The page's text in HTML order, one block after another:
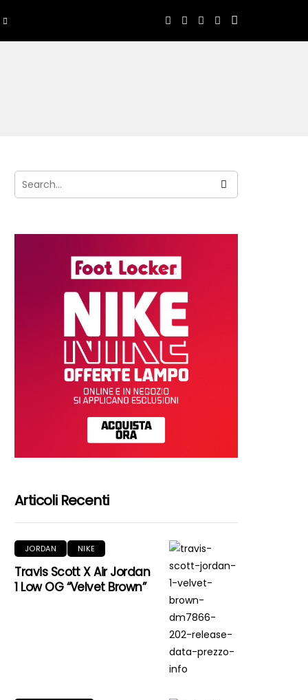
Articoli Recenti
JORDAN NIKE
Travis Scott X Air Jordan
1 Low OG “Velvet Brown”